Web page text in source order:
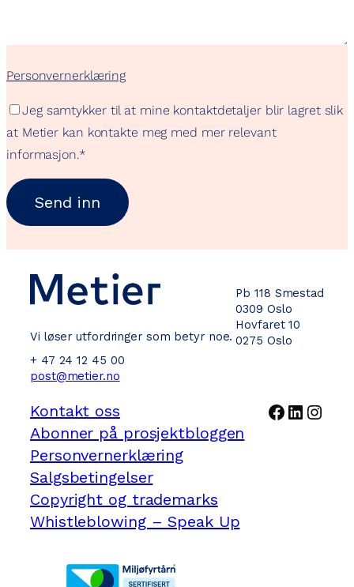
Personvernerklæring
Jeg samtykker til at mine kontaktdetaljer blir lagret slik
at Metier kan kontakte meg med mer relevant
informasjon.*
Vi løser utfordringer som betyr noe.
+ 47 24 12 45 00
post@metier.no
Pb 118 Smestad
0309 Oslo
Hovfaret 10
0275 Oslo
Kontakt oss
Abonner på prosjektbloggen
Personvernerklæring
Salgsbetingelser
Copyright og trademarks
Whistleblowing – Speak Up
Facebook